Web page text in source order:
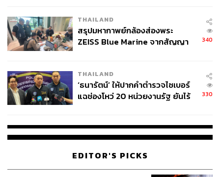
THAILAND
สรุปมหากาพย์กล้องส่องพระ
ZEISS Blue Marine จากสัญญา
จ่ายหนี้-แอบระบุแบรนด์
340
THAILAND
‘ธนารัตน์’ ให้ปากคำตำรวจไซเบอร์
แฉช่องโหว่ 20 หน่วยงานรัฐ ยันไร้
330
EDITOR'S PICKS